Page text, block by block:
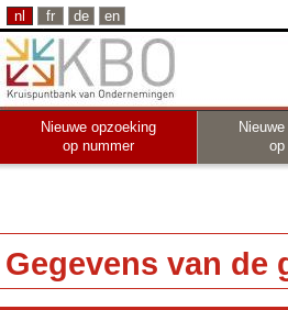
nl fr de en
Nieuwe opzoeking
op nummer
op
Gegevens van de